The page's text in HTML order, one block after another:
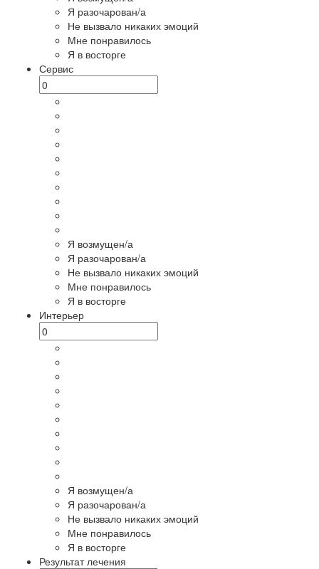
Я разочарован/а
Не вызвало никаких эмоций
Мне понравилось
Я в восторге
Сервис
Я возмущен/а
Я разочарован/а
Не вызвало никаких эмоций
Мне понравилось
Я в восторге
Интерьер
Я возмущен/а
Я разочарован/а
Не вызвало никаких эмоций
Мне понравилось
Я в восторге
Результат лечения